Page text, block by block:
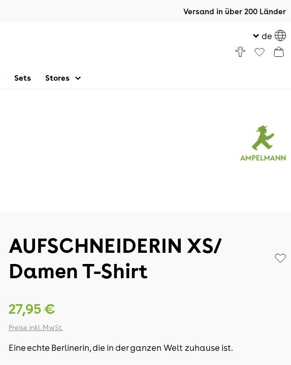
Versand in über 200 Länder
de
Sets Stores
AUFSCHNEIDERIN XS/
Damen T-Shirt
27,95 €
Preise inkl. MwSt.
Eine echte Berlinerin, die in der ganzen Welt zuhause ist.